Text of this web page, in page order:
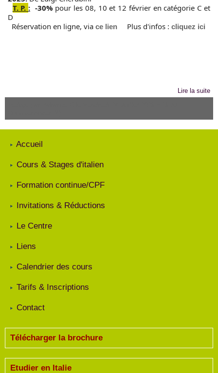
Accueil
Cours & Stages d'italien
Formation continue/CPF
Invitations & Réductions
Le Centre
Liens
Calendrier des cours
Tarifs & Inscriptions
Contact
Télécharger la brochure
Etudier en Italie
T. P. : -30% pour les 08, 10 et 12 février en catégorie C et
D
Réservation en ligne, via ce lien Plus d'infos : cliquez ici
Lire la suite